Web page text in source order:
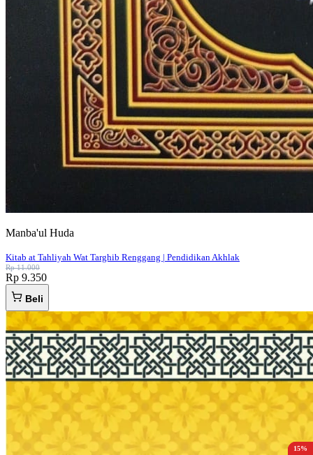
15%
Manba'ul Huda
Kitab at Tahliyah Wat Targhib Renggang | Pendidikan Akhlak
Rp 11.000
Rp 9.350
Beli
15%
15%
15%
15%